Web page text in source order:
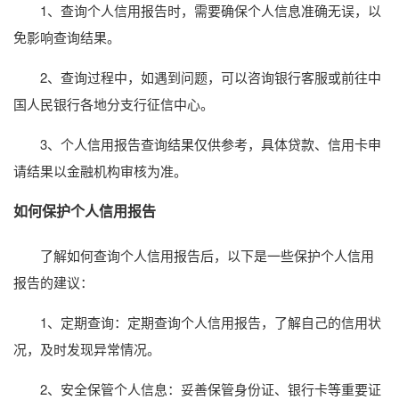
1、查询个人信用报告时，需要确保个人信息准确无误，以
免影响查询结果。
2、查询过程中，如遇到问题，可以咨询银行客服或前往中
国人民银行各地分支行征信中心。
3、个人信用报告查询结果仅供参考，具体贷款、信用卡申
请结果以金融机构审核为准。
如何保护个人信用报告
了解如何查询个人信用报告后，以下是一些保护个人信用
报告的建议：
1、定期查询：定期查询个人信用报告，了解自己的信用状
况，及时发现异常情况。
2、安全保管个人信息：妥善保管身份证、银行卡等重要证